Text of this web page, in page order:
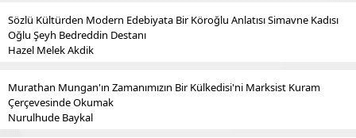
Sözlü Kültürden Modern Edebiyata Bir Köroğlu Anlatısı Simavne Kadısı
Oğlu Şeyh Bedreddin Destanı
Hazel Melek Akdik
Murathan Mungan'ın Zamanımızın Bir Külkedisi'ni Marksist Kuram
Çerçevesinde Okumak
Nurulhude Baykal